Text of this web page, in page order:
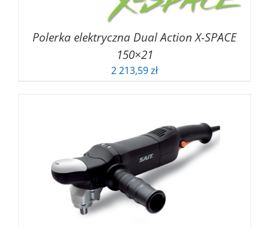
Polerka elektryczna Dual Action X-SPACE
150×21
2 213,59zł